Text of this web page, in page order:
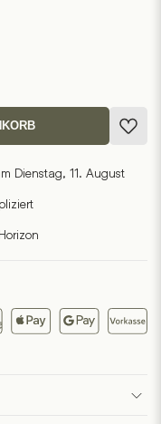
Dienstag, 11. August